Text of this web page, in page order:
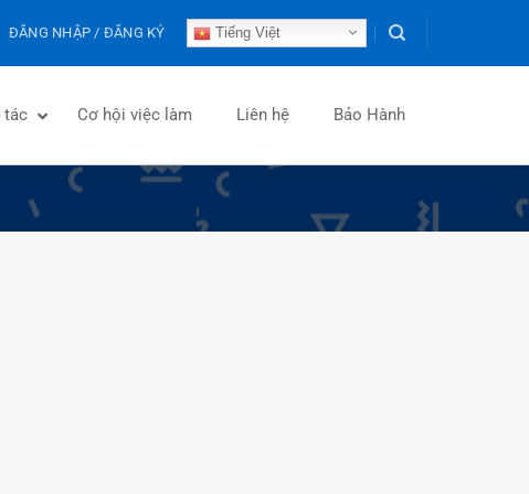
ĐĂNG NHẬP / ĐĂNG KÝ Tiếng Việt
tác Cơ hội việc làm Liên hệ Bảo Hành